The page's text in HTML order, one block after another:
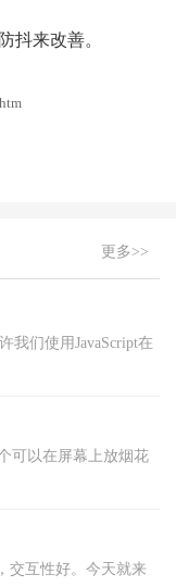
抖来改善。
更多>>
我们使用JavaScript在
可以在屏幕上放烟花
交互性好。今天就来